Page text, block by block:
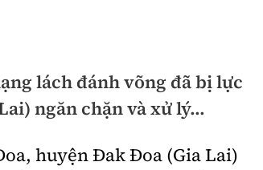
hải
sắt đô thị
lách đánh võng đã bị lực
ngăn chặn và xử lý...
huyện Đak Đoa (Gia Lai)